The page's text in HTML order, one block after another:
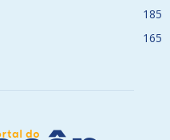
185
165